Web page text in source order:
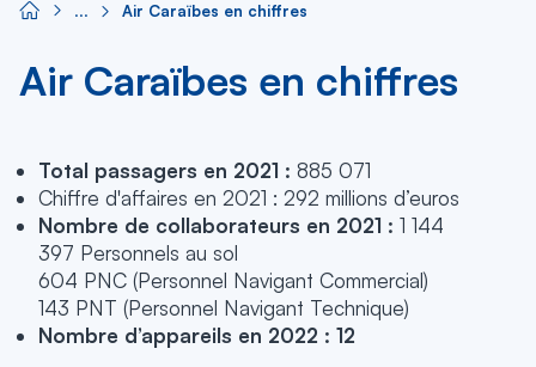
Air Caraïbes en chiffres
Air Caraïbes en chiffres
Total passagers en 2021 : 885 071
Chiffre d'affaires en 2021 : 292 millions d’euros
Nombre de collaborateurs en 2021 : 1 144
397 Personnels au sol
604 PNC (Personnel Navigant Commercial)
143 PNT (Personnel Navigant Technique)
Nombre d’appareils en 2022 : 12